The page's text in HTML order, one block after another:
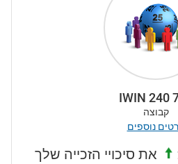
IWIN 240
קבוצה
נוספים
את סיכויי הזכייה שלך